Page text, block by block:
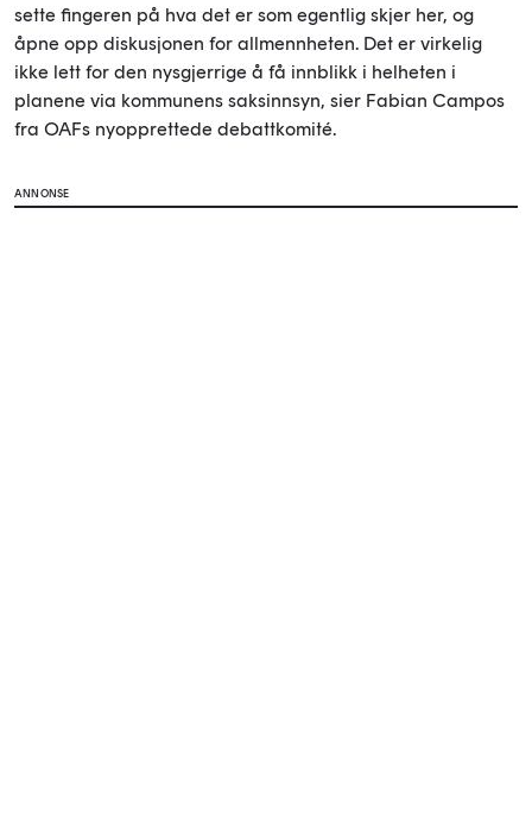
sette fingeren på hva det er som egentlig skjer her, og
åpne opp diskusjonen for allmennheten. Det er virkelig
ikke lett for den nysgjerrige å få innblikk i helheten i
planene via kommunens saksinnsyn, sier Fabian Campos
fra OAFs nyopprettede debattkomité.
ANNONSE